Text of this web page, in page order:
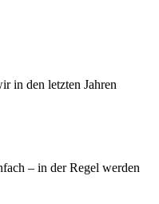
in den letzten Jahren
– in der Regel werden